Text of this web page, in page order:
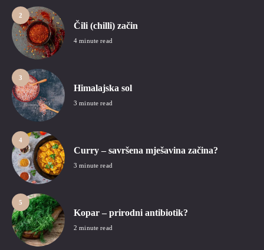
2
Čili (chilli) začin
4 minute read
3
Himalajska sol
3 minute read
4
Curry – savršena mješavina začina?
3 minute read
5
Kopar – prirodni antibiotik?
2 minute read